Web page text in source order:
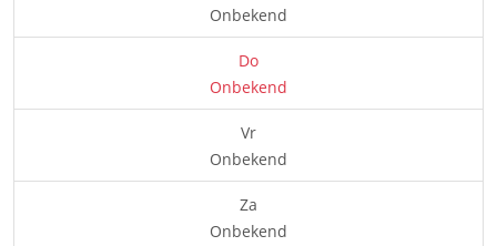
Onbekend
Do
Onbekend
Vr
Onbekend
Za
Onbekend